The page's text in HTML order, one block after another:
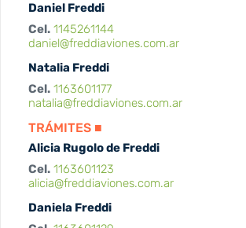
Daniel Freddi
Cel. 1145261144
daniel@freddiaviones.com.ar
Natalia Freddi
Cel. 1163601177
natalia@freddiaviones.com.ar
TRÁMITES ■
Alicia Rugolo de Freddi
Cel. 1163601123
alicia@freddiaviones.com.ar
Daniela Freddi